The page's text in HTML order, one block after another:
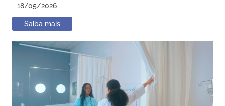
18/05/2026
Saiba mais